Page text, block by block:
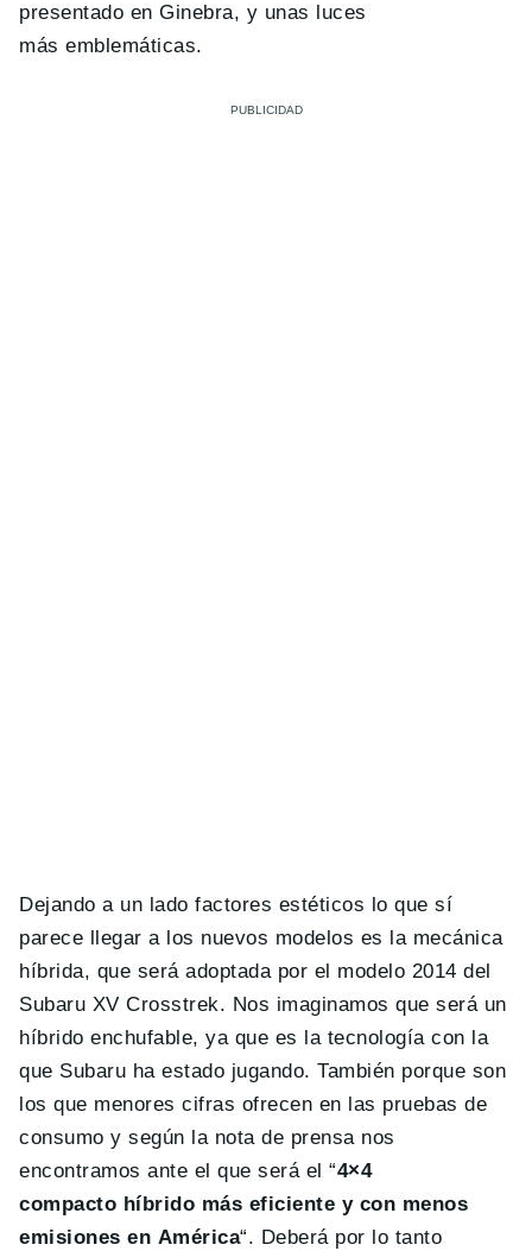
presentado en Ginebra, y unas luces
más emblemáticas.
Dejando a un lado factores estéticos lo que sí
parece llegar a los nuevos modelos es la mecánica
híbrida, que será adoptada por el modelo 2014 del
Subaru XV Crosstrek. Nos imaginamos que será un
híbrido enchufable, ya que es la tecnología con la
que Subaru ha estado jugando. También porque son
los que menores cifras ofrecen en las pruebas de
consumo y según la nota de prensa nos
encontramos ante el que será el “4×4
compacto híbrido más eficiente y con menos
emisiones en América“. Deberá por lo tanto